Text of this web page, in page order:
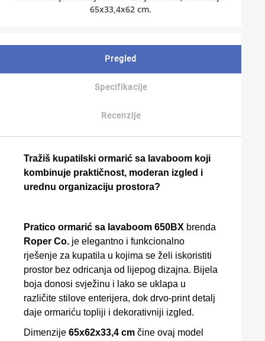
65x33,4x62 cm.
Pregled
Specifikacije
Recenzije
Tražiš kupatilski ormarić sa lavaboоm koji
kombinuje praktičnost, moderan izgled i
urednu organizaciju prostora?
Pratico ormarić sa lavaboоm 650BX brenda
Roper Co. je elegantno i funkcionalno
rješenje za kupatila u kojima se želi iskoristiti
prostor bez odricanja od lijepog dizajna. Bijela
boja donosi svježinu i lako se uklapa u
različite stilove enterijera, dok drvo-print detalj
daje ormariću topliji i dekorativniji izgled.
Dimenzije 65x62x33,4 cm čine ovaj model